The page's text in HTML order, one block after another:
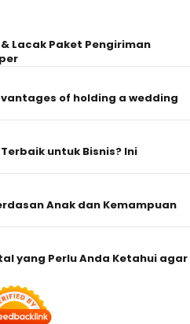
Lacak Paket Pengiriman
of holding a wedding
untuk Bisnis? Ini
Anak dan Kemampuan
yang Perlu Anda Ketahui agar